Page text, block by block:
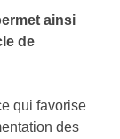
ainsi
de
qui favorise
des